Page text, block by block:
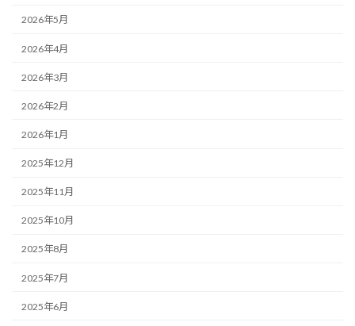
2026年5月
2026年4月
2026年3月
2026年2月
2026年1月
2025年12月
2025年11月
2025年10月
2025年8月
2025年7月
2025年6月